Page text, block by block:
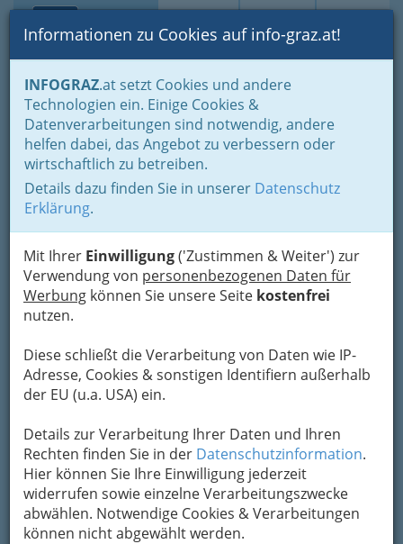
Suche Login Toggle
Informationen zu Cookies auf info-graz.at!
INFOGRAZ.at setzt Cookies und andere
Technologien ein. Einige Cookies &
Datenverarbeitungen sind notwendig, andere
helfen dabei, das Angebot zu verbessern oder
wirtschaftlich zu betreiben.
Details dazu finden Sie in unserer Datenschutz
Erklärung.
Mit Ihrer Einwilligung('Zustimmen & Weiter') zur
Verwendung von personenbezogenen Daten für
Werbung können Sie unsere Seite kostenfrei
nutzen.
Diese schließt die Verarbeitung von Daten wie IP-
Adresse, Cookies & sonstigen Identifiern außerhalb
der EU (u.a. USA) ein.
Details zur Verarbeitung Ihrer Daten und Ihren
Rechten finden Sie in der Datenschutzinformation.
Hier können Sie Ihre Einwilligung jederzeit
widerrufen sowie einzelne Verarbeitungszwecke
abwählen. Notwendige Cookies & Verarbeitungen
können nicht abgewählt werden.
Home Gastronomie
Beisln, Bars, Pubs & Wein
Buschenschenken oder Buschenschänken
Buschenschenken in der Weststeiermark
Buschenschank Achatz
Greisdorf 6, 8511 St. Stefan/ Stainz
+43 3463 6889
Karte
Kontaktaufnahme
Um die Info-Graz Firmen
bewahren, verwenden wir an dieser Stelle zur
Übermittlung Ihrer Nachricht ein sicheres
Formular. Ihre Nachricht wird nach dem
Absenden umgehend per Mail an das
Unternehmen Buschenschank Achatz
weitergeleitet.